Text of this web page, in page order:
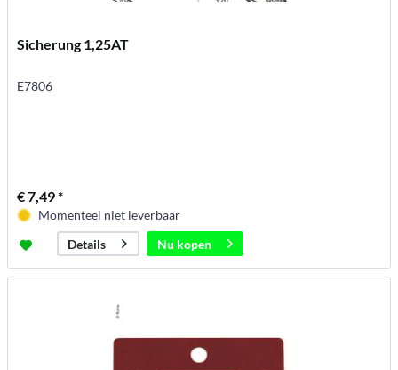
Sicherung 1,25AT
E7806
€ 7,49 *
Momenteel niet leverbaar
Details
Nu kopen